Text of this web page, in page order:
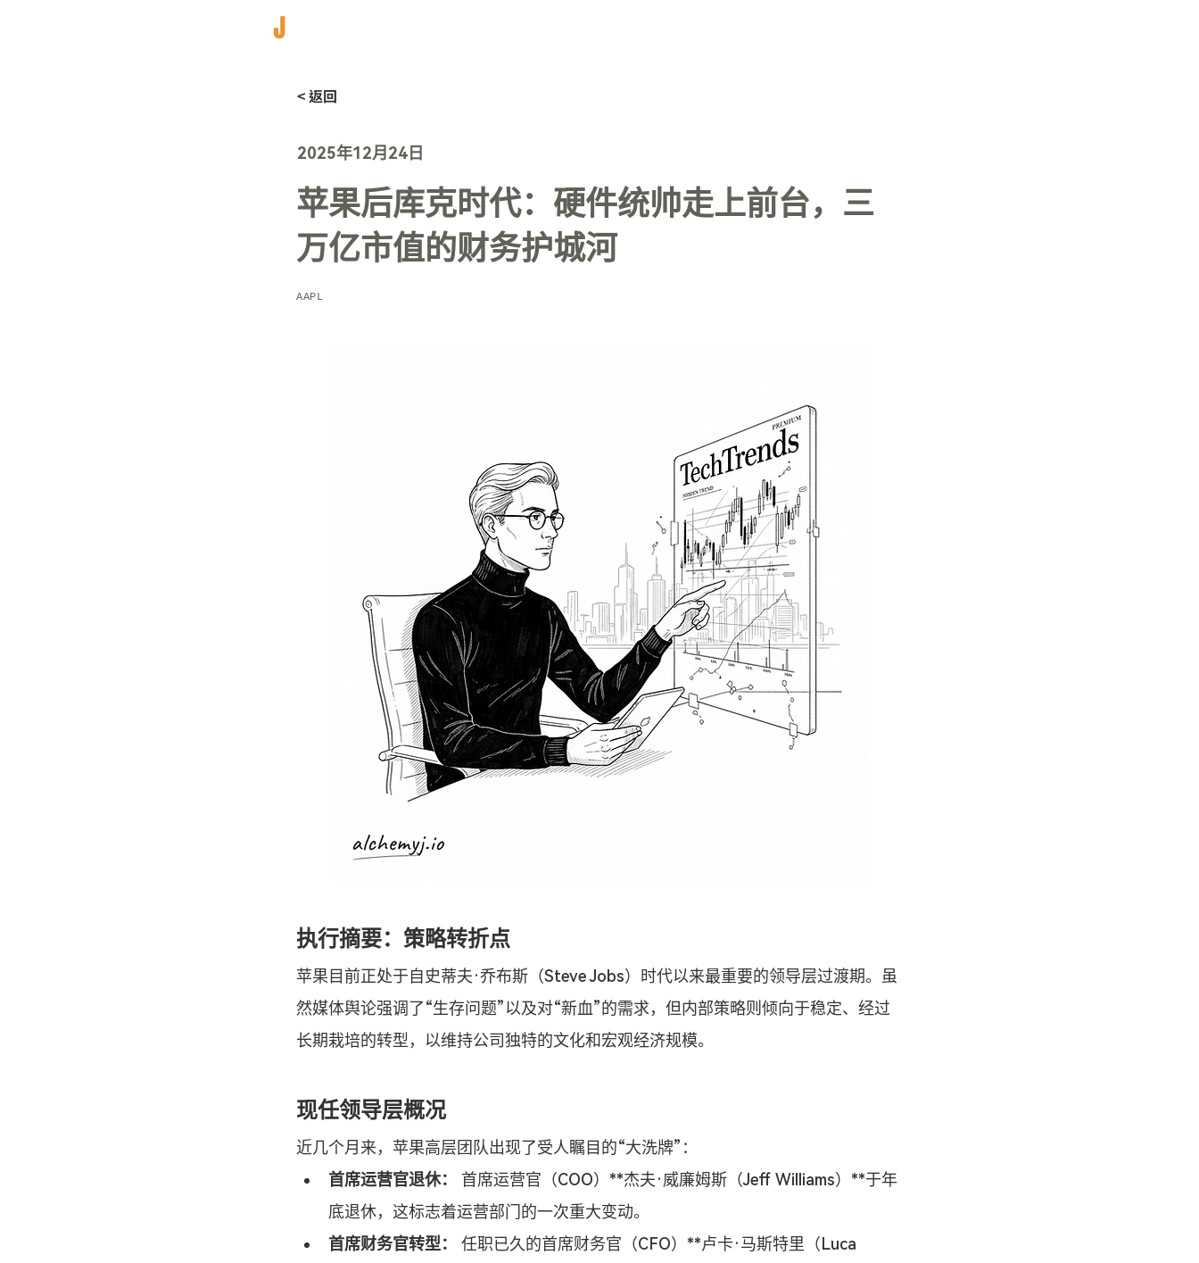
< 返回
2025年12月24日
苹果后库克时代：硬件统帅走上前台，三
万亿市值的财务护城河
AAPL
执行摘要：策略转折点
苹果目前正处于自史蒂夫·乔布斯（Steve Jobs）时代以来最重要的领导层过渡期。虽
然媒体舆论强调了“生存问题”以及对“新血”的需求，但内部策略则倾向于稳定、经过
长期栽培的转型，以维持公司独特的文化和宏观经济规模。
现任领导层概况
近几个月来，苹果高层团队出现了受人瞩目的“大洗牌”：
首席运营官退休：
首席运营官（COO）**杰夫·威廉姆斯（Jeff Williams）**于年
底退休，这标志着运营部门的一次重大变动。
首席财务官转型：
任职已久的首席财务官（CFO）**卢卡·马斯特里（Luca